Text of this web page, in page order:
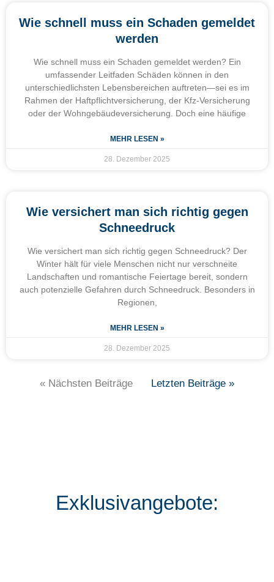
Wie schnell muss ein Schaden gemeldet
werden
Wie schnell muss ein Schaden gemeldet werden? Ein
umfassender Leitfaden Schäden können in den
unterschiedlichsten Lebensbereichen auftreten—sei es im
Rahmen der Haftpflichtversicherung, der Kfz-Versicherung
oder der Wohngebäudeversicherung. Doch eine häufige
MEHR LESEN »
28. Dezember 2025
Wie versichert man sich richtig gegen
Schneedruck
Wie versichert man sich richtig gegen Schneedruck? Der
Winter hält für viele Menschen nicht nur verschneite
Landschaften und romantische Feiertage bereit, sondern
auch potenzielle Gefahren durch Schneedruck. Besonders in
Regionen,
MEHR LESEN »
28. Dezember 2025
« Nächsten Beiträge Letzten Beiträge »
Exklusivangebote: